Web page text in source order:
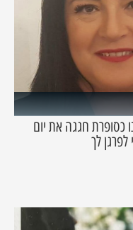
כסופרת חגגה את יום
לך